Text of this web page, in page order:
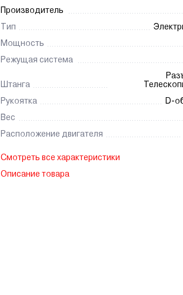
Производитель
Тип
Мощность
Режущая система
Штанга
Рукоятка
D-
Вес
Расположение двигателя
Смотреть все характеристики
Описание товара